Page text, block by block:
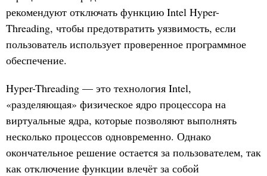
рекомендуют отключать функцию Intel Hyper-
Threading, чтобы предотвратить уязвимость, если
пользователь использует проверенное программное
обеспечение.
Hyper-Threading — это технология Intel,
«разделяющая» физическое ядро процессора на
виртуальные ядра, которые позволяют выполнять
несколько процессов одновременно. Однако
окончательное решение остается за пользователем, так
как отключение функции влечёт за собой